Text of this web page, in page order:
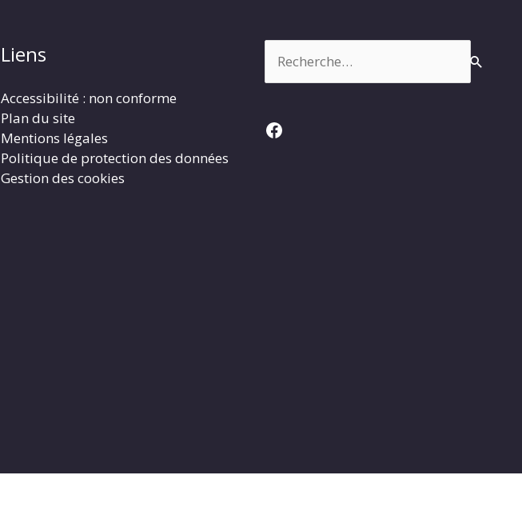
Liens
Accessibilité : non conforme
Plan du site
Mentions légales
Politique de protection des données
Gestion des cookies
Facebook